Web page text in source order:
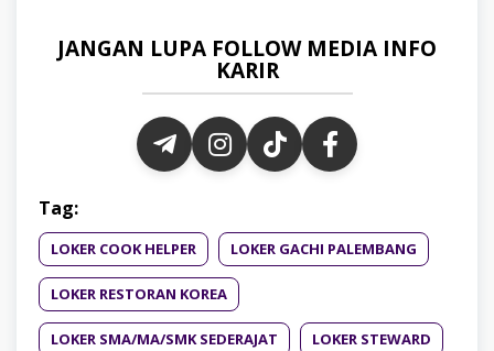
JANGAN LUPA FOLLOW MEDIA INFO
KARIR
Tag:
LOKER COOK HELPER LOKER GACHI PALEMBANG
LOKER RESTORAN KOREA
LOKER SMA/MA/SMK SEDERAJAT LOKER STEWARD